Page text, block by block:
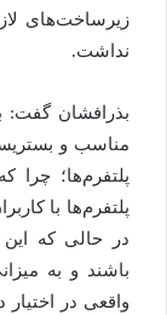
زیرساخت‌های
نداشت.
بذرافشان گفت:
مناسب و
پلتفرم‌ها؛ چرا
پلتفرم‌ها با
در حالی که این
باشند و به
واقعی در